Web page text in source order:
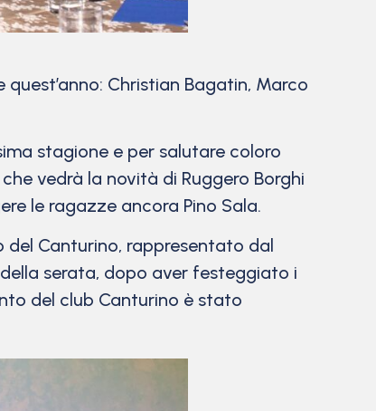
Christian Bagatin, Marco
stagione e per salutare coloro
vedrà la novità di Ruggero Borghi
le ragazze ancora Pino Sala.
Canturino, rappresentato dal
serata, dopo aver festeggiato i
del club Canturino è stato